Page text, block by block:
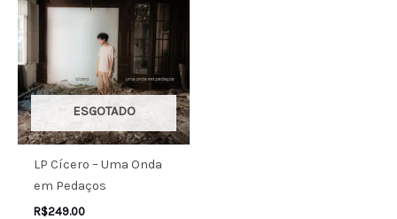
ESGOTADO
LP Cícero – Uma Onda
em Pedaços
R$249.00